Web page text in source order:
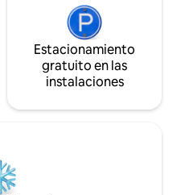
Estacionamiento
gratuito en las
instalaciones